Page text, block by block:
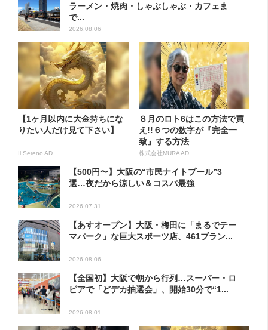
ラーメン・焼肉・しゃぶしゃぶ・カフェま
で...
2026.08.06
【1ヶ月以内に大金持ちにな
りたい人だけ見て下さい】
Il Sereno AD
８月のロト6はこの方法で買
え!!６つの数字が『完全一
致』する方法
株式会社MURA AD
【500円〜】大阪の“市民ナイトプール”3
選…夜だから涼しい＆コスパ最強
2026.07.31
【あすオープン】大阪・梅田に「まるでテー
マパーク」な巨大スポーツ店、461ブラン...
2026.08.06
【全国初】大阪で朝から行列…スーパー・ロ
ピアで「どデカ抽選会」、開始30分で“1...
2026.08.01